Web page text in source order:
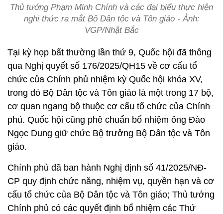
Thủ tướng Phạm Minh Chính và các đại biểu thực hiện
nghi thức ra mắt Bộ Dân tộc và Tôn giáo - Ảnh:
VGP/Nhật Bắc
Tại kỳ họp bất thường lần thứ 9, Quốc hội đã thông
qua Nghị quyết số 176/2025/QH15 về cơ cấu tổ
chức của Chính phủ nhiệm kỳ Quốc hội khóa XV,
trong đó Bộ Dân tộc và Tôn giáo là một trong 17 bộ,
cơ quan ngang bộ thuộc cơ cấu tổ chức của Chính
phủ. Quốc hội cũng phê chuẩn bổ nhiệm ông Đào
Ngọc Dung giữ chức Bộ trưởng Bộ Dân tộc và Tôn
giáo.
Chính phủ đã ban hành Nghị định số 41/2025/NĐ-
CP quy định chức năng, nhiệm vụ, quyền hạn và cơ
cấu tổ chức của Bộ Dân tộc và Tôn giáo; Thủ tướng
Chính phủ có các quyết định bổ nhiệm các Thứ